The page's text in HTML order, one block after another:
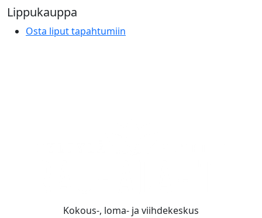
Lippukauppa
Osta liput tapahtumiin
Kokous-, loma- ja viihdekeskus